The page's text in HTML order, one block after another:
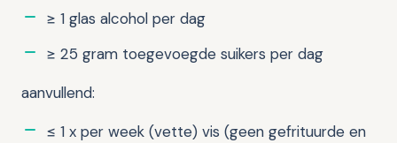
≥ 1 glas alcohol per dag
≥ 25 gram toegevoegde suikers per dag
aanvullend:
≤ 1 x per week (vette) vis (geen gefrituurde en